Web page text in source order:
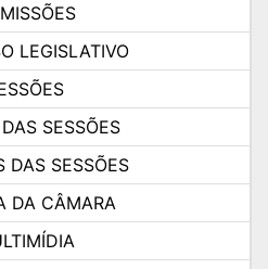
LEGISLATIVO
SESSÕES
DAS SESSÕES
DA CÂMARA